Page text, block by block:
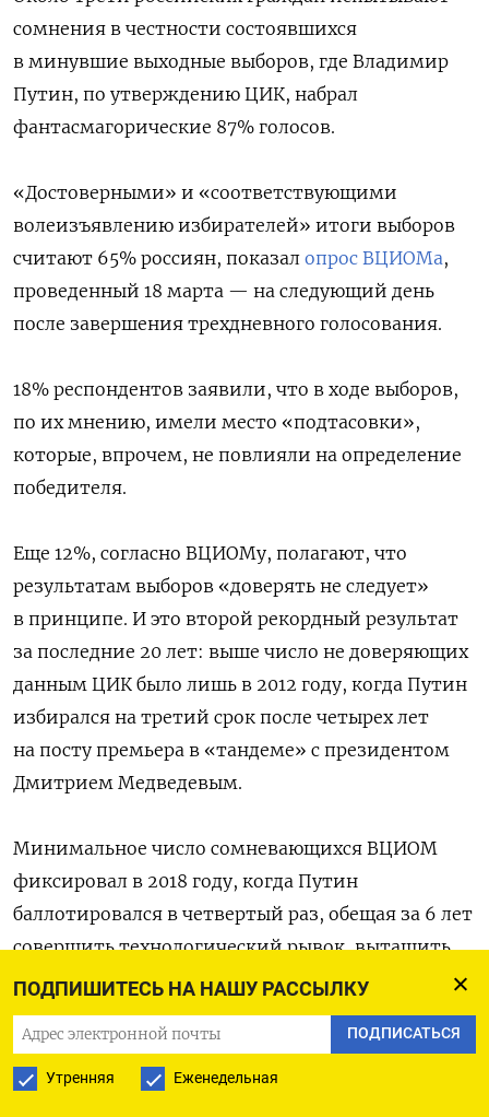
ПОДПИШИТЕСЬ НА НАШУ РАССЫЛКУ
ПОДПИСАТЬСЯ
Утренняя Еженедельная
сомнения в честности состоявшихся
в минувшие выходные выборов, где Владимир
Путин, по утверждению ЦИК, набрал
фантасмагорические 87% голосов.
«Достоверными» и «соответствующими
волеизъявлению избирателей» итоги выборов
считают 65% россиян, показал опрос ВЦИОМа,
проведенный 18 марта — на следующий день
после завершения трехдневного голосования.
18% респондентов заявили, что в ходе выборов,
по их мнению, имели место «подтасовки»,
которые, впрочем, не повлияли на определение
победителя.
Еще 12%, согласно ВЦИОМу, полагают, что
результатам выборов «доверять не следует»
в принципе. И это второй рекордный результат
за последние 20 лет: выше число не доверяющих
данным ЦИК было лишь в 2012 году, когда Путин
избирался на третий срок после четырех лет
на посту премьера в «тандеме» с президентом
Дмитрием Медведевым.
Минимальное число сомневающихся ВЦИОМ
фиксировал в 2018 году, когда Путин
баллотировался в четвертый раз, обещая за 6 лет
совершить технологический рывок, вытащить
россиян из бедности и остановить вымирание
населения: тогда только 7% говорили
о недоверии к результатам выборов.